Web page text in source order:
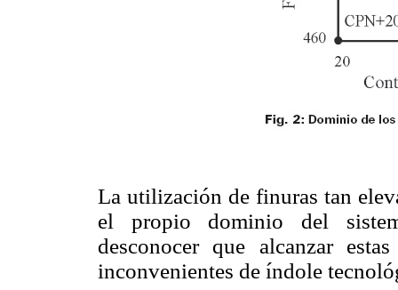
La utilización de finuras tan
el propio dominio del
desconocer que alcanzar
inconvenientes de índole